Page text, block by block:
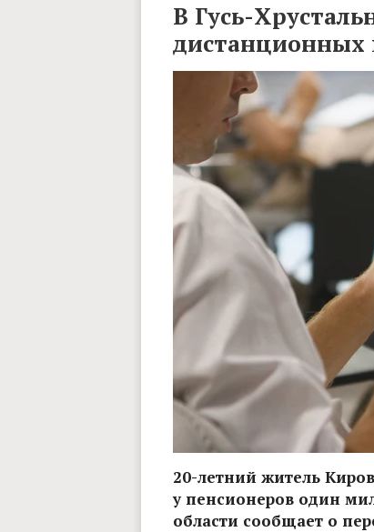
В Гусь-
20-летний житель
у пенсионеров один
области сообщает о